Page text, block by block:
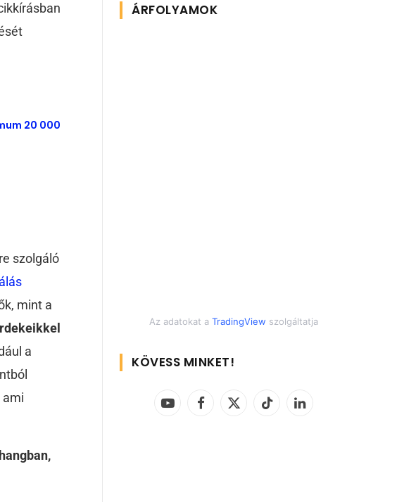
20 000
szolgáló
mint a
a
ami
ÁRFOLYAMOK
Az adatokat a TradingView szolgáltatja
KÖVESS MINKET!
YouTubeFacebook
X
TikTok LinkedIn